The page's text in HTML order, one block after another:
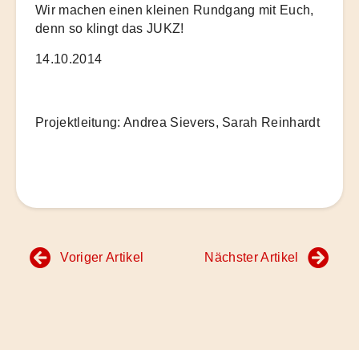
Wir machen einen kleinen Rundgang mit Euch,
denn so klingt das JUKZ!
14.10.2014
Projektleitung: Andrea Sievers, Sarah Reinhardt
Beitragsnavigation
Voriger Artikel Nächster Artikel